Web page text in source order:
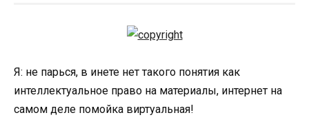
Я: не парься, в инете нет такого понятия как
интеллектуальное право на материалы, интернет на
самом деле помойка виртуальная!